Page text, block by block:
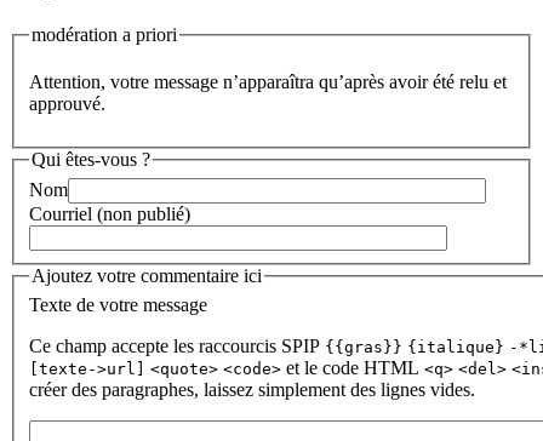
modération a priori
Attention, votre message n’apparaîtra qu’après avoir été relu et
approuvé.
Qui êtes-vous ?
Nom
Courriel (non publié)
Ajoutez votre commentaire ici
Texte de votre message
Ce champ accepte les raccourcis SPIP {{gras}} {italique} -
[texte->url] <quote> <code> et le code HTML <q> <del>
créer des paragraphes, laissez simplement des lignes vides.